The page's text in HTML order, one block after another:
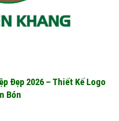
Đẹp 2026 – Thiết Kế Logo
Bón